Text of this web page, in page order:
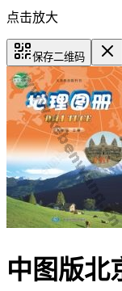
点击放大
保存二维码
中图版北